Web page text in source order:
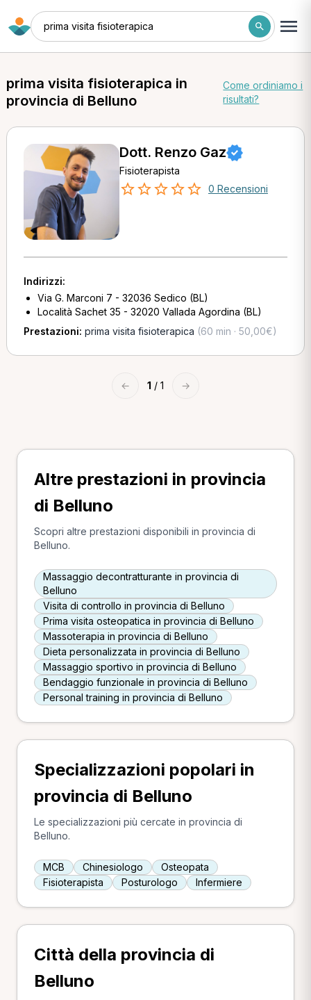
prima visita fisioterapica
prima visita fisioterapica in
provincia di Belluno
Come ordiniamo i
risultati?
Dott. Renzo Gaz
Fisioterapista
0 Recensioni
Indirizzi:
Via G. Marconi 7 - 32036 Sedico (BL)
Località Sachet 35 - 32020 Vallada Agordina (BL)
Prestazioni: prima visita fisioterapica (60 min · 50,00€)
← 1 / 1 →
Altre prestazioni in provincia
di Belluno
Scopri altre prestazioni disponibili in provincia di
Belluno.
Massaggio decontratturante in provincia di
Belluno
Visita di controllo in provincia di Belluno
Prima visita osteopatica in provincia di Belluno
Massoterapia in provincia di Belluno
Dieta personalizzata in provincia di Belluno
Massaggio sportivo in provincia di Belluno
Bendaggio funzionale in provincia di Belluno
Personal training in provincia di Belluno
Specializzazioni popolari in
provincia di Belluno
Le specializzazioni più cercate in provincia di
Belluno.
MCB Chinesiologo
Osteopata
Fisioterapista
Posturologo Infermiere
Città della provincia di
Belluno